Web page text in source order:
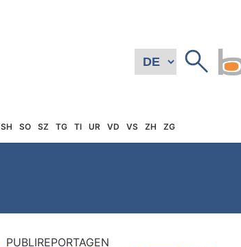
SH SO SZ TG TI UR VD VS ZH ZG
PUBLIREPORTAGEN